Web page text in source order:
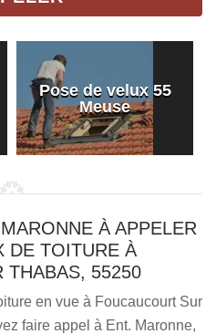
Pose de velux 55
Meuse
À APPELER
DE TOITURE À
THABAS, 55250
en vue à Foucaucourt Sur
faire appel à Ent. Maronne,